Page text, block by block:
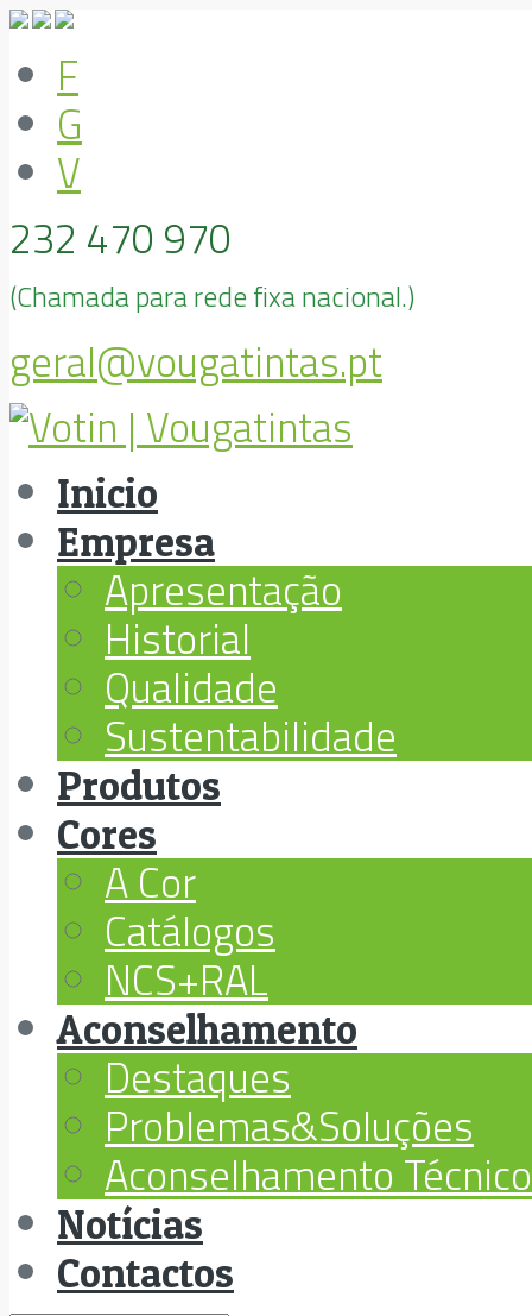
F
G
V
232 470 970
(Chamada para rede fixa nacional.)
geral@vougatintas.pt
Inicio
Empresa
Apresentação
Historial
Qualidade
Sustentabilidade
Produtos
Cores
A Cor
Catálogos
NCS+RAL
Aconselhamento
Destaques
Problemas&Soluções
Aconselhamento Técnico
Notícias
Contactos